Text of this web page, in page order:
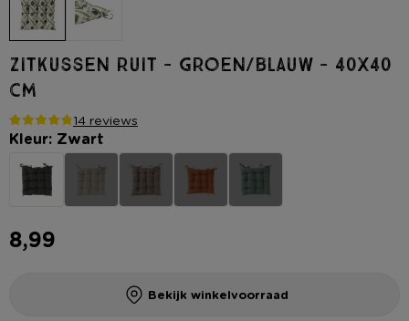
Zitkussen ruit - groen/blauw - 40x40
cm
14 reviews
Kleur: Zwart
8,99
Bekijk winkelvoorraad